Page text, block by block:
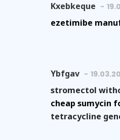
Kxebkeque
ezetimibe
Ybfgav
stromectol
cheap sumycin
tetracycline